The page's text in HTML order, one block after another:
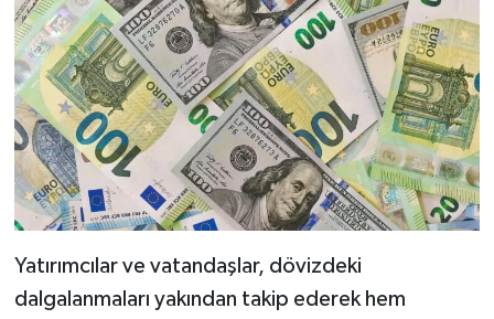
Yatırımcılar ve vatandaşlar, dövizdeki
dalgalanmaları yakından takip ederek hem